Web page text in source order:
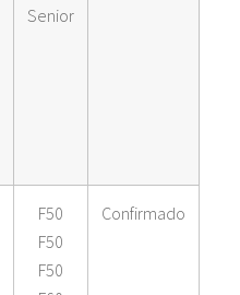
Senior
F50
F50
F50
Confirmado